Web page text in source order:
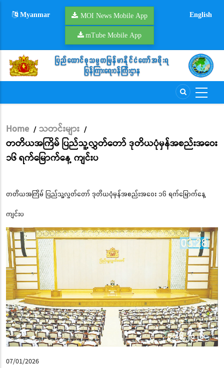
Myanmar MOI News Mobile App
mTube Mobile App
English
Breadcrumb
Home / သတင်းများ /
တတိယအကြိမ် ပြည်သူ့လွှတ်တော် ဒုတိယပုံမှန်အစည်းအဝေး
၁၆ ရက်မြောက်နေ့ ကျင်းပ
တတိယအကြိမ် ပြည်သူ့လွှတ်တော် ဒုတိယပုံမှန်အစည်းအဝေး ၁၆ ရက်မြောက်နေ့
ကျင်းပ
07/01/2026